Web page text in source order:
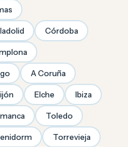
Córdoba
A Coruña
Elche Ibiza
Toledo
Torrevieja